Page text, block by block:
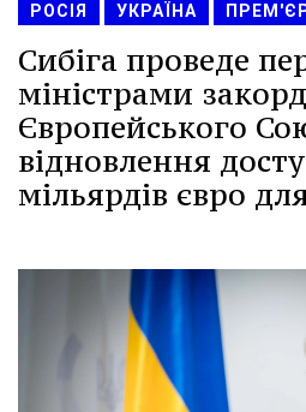
РОСІЯ УКРАЇНА
Сибіга проведе
міністрами
Європейського
відновлення
мільярдів євро